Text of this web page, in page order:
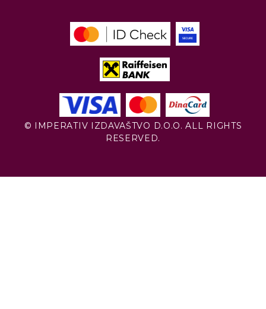
© IMPERATIV IZDAVAŠTVO D.O.O. ALL RIGHTS
RESERVED.